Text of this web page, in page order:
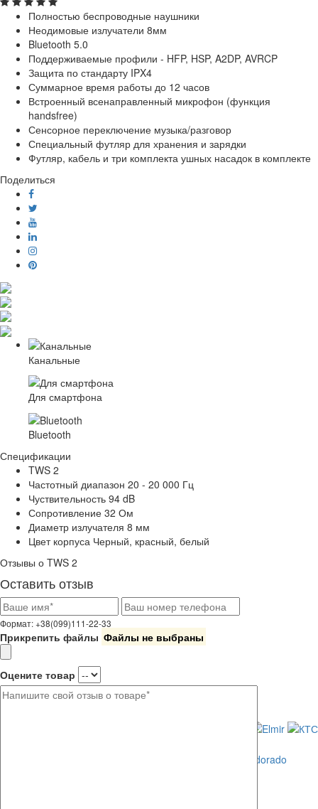
Полностью беспроводные наушники
Неодимовые излучатели 8мм
Bluetooth 5.0
Поддерживаемые профили - HFP, HSP, A2DP, AVRCP
Защита по стандарту IPX4
Суммарное время работы до 12 часов
Встроенный всенаправленный микрофон (функция
handsfree)
Сенсорное переключение музыка/разговор
Специальный футляр для хранения и зарядки
Футляр, кабель и три комплекта ушных насадок в комплекте
Поделиться
Канальные
Для смартфона
Bluetooth
Спецификации
TWS 2
Частотный диапазон 20 - 20 000 Гц
Чуствительность 94 dB
Сопротивление 32 Ом
Диаметр излучателя 8 мм
Цвет корпуса Черный, красный, белый
Отзывы о TWS 2
Оставить отзыв
Формат: +38(099)111-22-33
Прикрепить файлы Файлы не выбраны
Оцените товар
Где купить?